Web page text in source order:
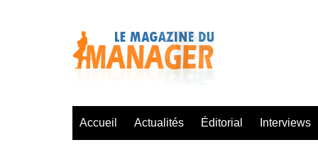
Accueil Actualités Éditorial Interviews